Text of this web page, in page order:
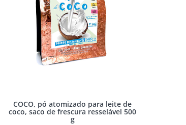
COCO, pó atomizado para leite de
coco, saco de frescura resselável 500
g